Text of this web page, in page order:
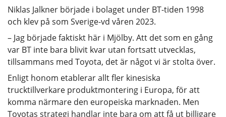
Niklas Jalkner började i bolaget under BT-tiden 1998
och klev på som Sverige-vd våren 2023.
– Jag började faktiskt här i Mjölby. Att det som en gång
var BT inte bara blivit kvar utan fortsatt utvecklas,
tillsammans med Toyota, det är något vi är stolta över.
Enligt honom etablerar allt fler kinesiska
trucktillverkare produktmontering i Europa, för att
komma närmare den europeiska marknaden. Men
Toyotas strategi handlar inte bara om att få ut billigare